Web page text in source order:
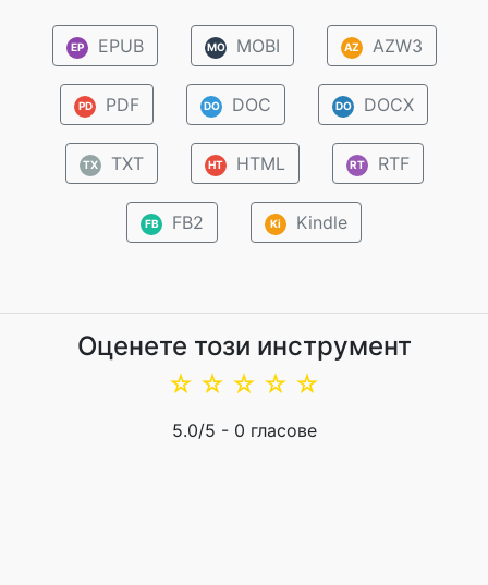
EP EPUB MO MOBI AZ AZW3
PD PDF DO DOC DO DOCX
TX TXT HT HTML RT RTF
FB FB2 Ki Kindle
Оценете този инструмент
☆
☆
☆
☆
☆
5.0/5 - 0 гласове